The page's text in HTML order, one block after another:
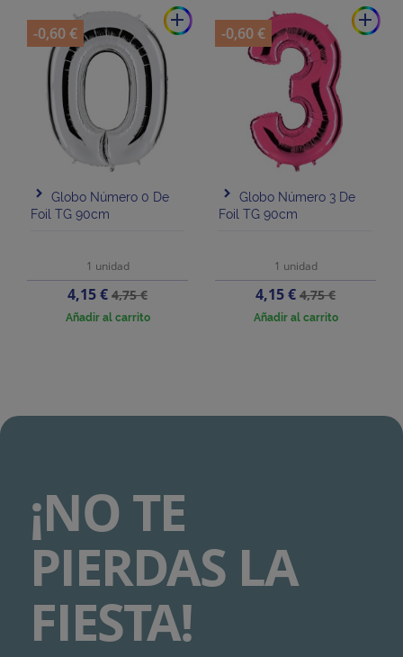
add
Globo Número 0 De
Foil TG 90cm
1 unidad
Precio
4,15 €Precio
base
4,75 €
Añadir al carrito
-0,60 €
add
Globo Número 3 De
Foil TG 90cm
1 unidad
Precio
4,15 €Precio
base
4,75 €
Añadir al carrito
-0,60 €
¡NO TE
PIERDAS LA
FIESTA!